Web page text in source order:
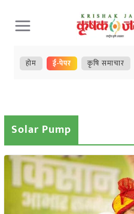
Skip
to
content
होम ई-पेपर कृषि समाचार
Solar Pump